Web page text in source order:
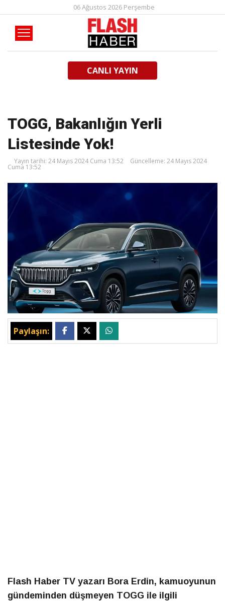
06 Ağustos 2026 Perşembe
CANLI YAYIN
TOGG, Bakanlığın Yerli
Listesinde Yok!
Yayın tarihi: 24 Mayıs 2024 Cuma 13:52 Güncelleme: 24 Mayıs 2024
Cuma 13:52
Paylaşın:
Flash Haber TV yazarı Bora Erdin, kamuoyunun
gündeminden düşmeyen TOGG ile ilgili